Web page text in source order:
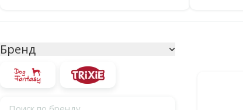
Бренд
Поиск по бренду